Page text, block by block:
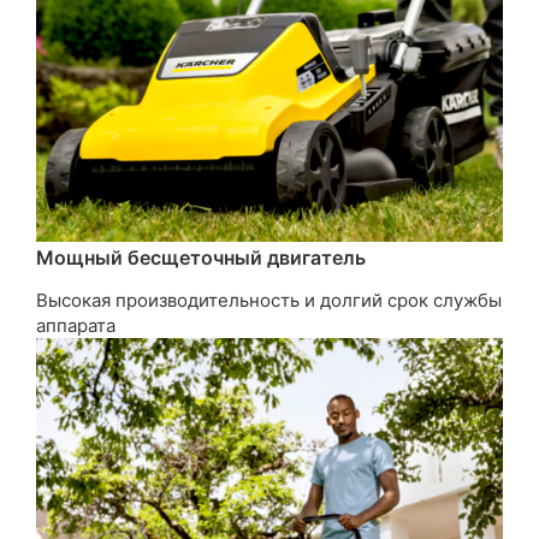
Мощный бесщеточный двигатель
Высокая производительность и долгий срок службы
аппарата